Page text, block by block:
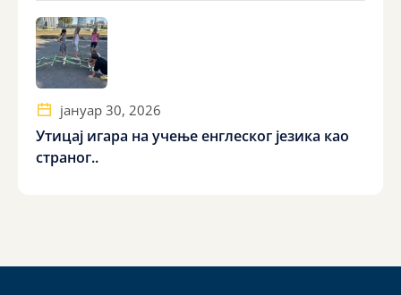
јануар 30, 2026
Утицај игара на учење енглеског језика као
страног..